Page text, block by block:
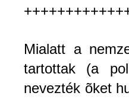
Mialatt a
tartottak (a
nevezték õket